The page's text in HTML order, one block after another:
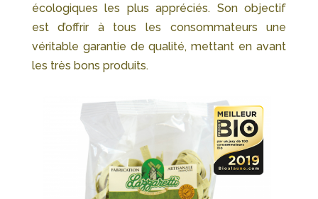
écologiques les plus appréciés. Son objectif
est d’offrir à tous les consommateurs une
véritable garantie de qualité, mettant en avant
les très bons produits.